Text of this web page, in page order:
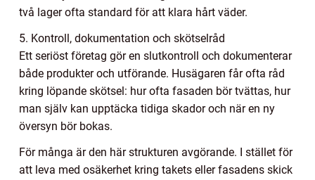
två lager ofta standard för att klara hårt väder.
5. Kontroll, dokumentation och skötselråd
Ett seriöst företag gör en slutkontroll och dokumenterar
både produkter och utförande. Husägaren får ofta råd
kring löpande skötsel: hur ofta fasaden bör tvättas, hur
man själv kan upptäcka tidiga skador och när en ny
översyn bör bokas.
För många är den här strukturen avgörande. I stället för
att leva med osäkerhet kring takets eller fasadens skick